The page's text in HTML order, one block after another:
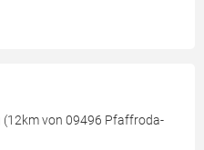
(12km von 09496 Pfaffroda-